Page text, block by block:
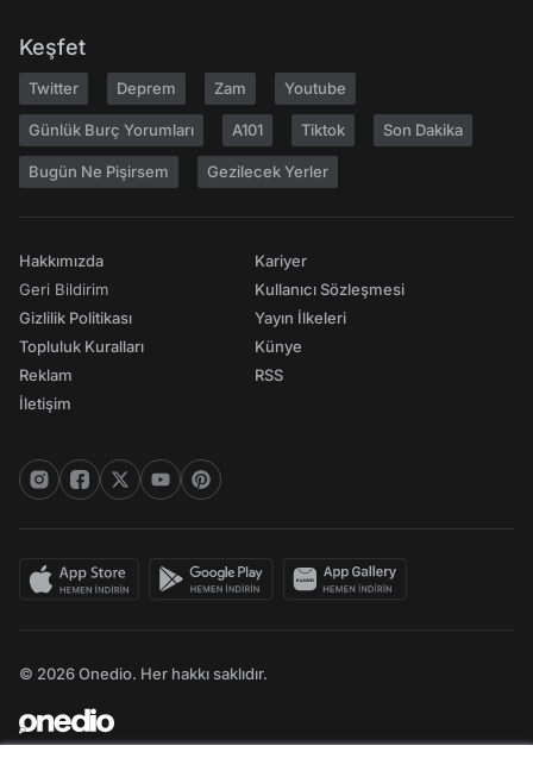
Keşfet
Twitter Deprem Zam Youtube
Günlük Burç Yorumları A101 Tiktok Son Dakika
Bugün Ne Pişirsem Gezilecek Yerler
Hakkımızda
Geri Bildirim
Gizlilik Politikası
Topluluk Kuralları
Reklam
İletişim
Kariyer
Kullanıcı Sözleşmesi
Yayın İlkeleri
Künye
RSS
© 2026 Onedio. Her hakkı saklıdır.